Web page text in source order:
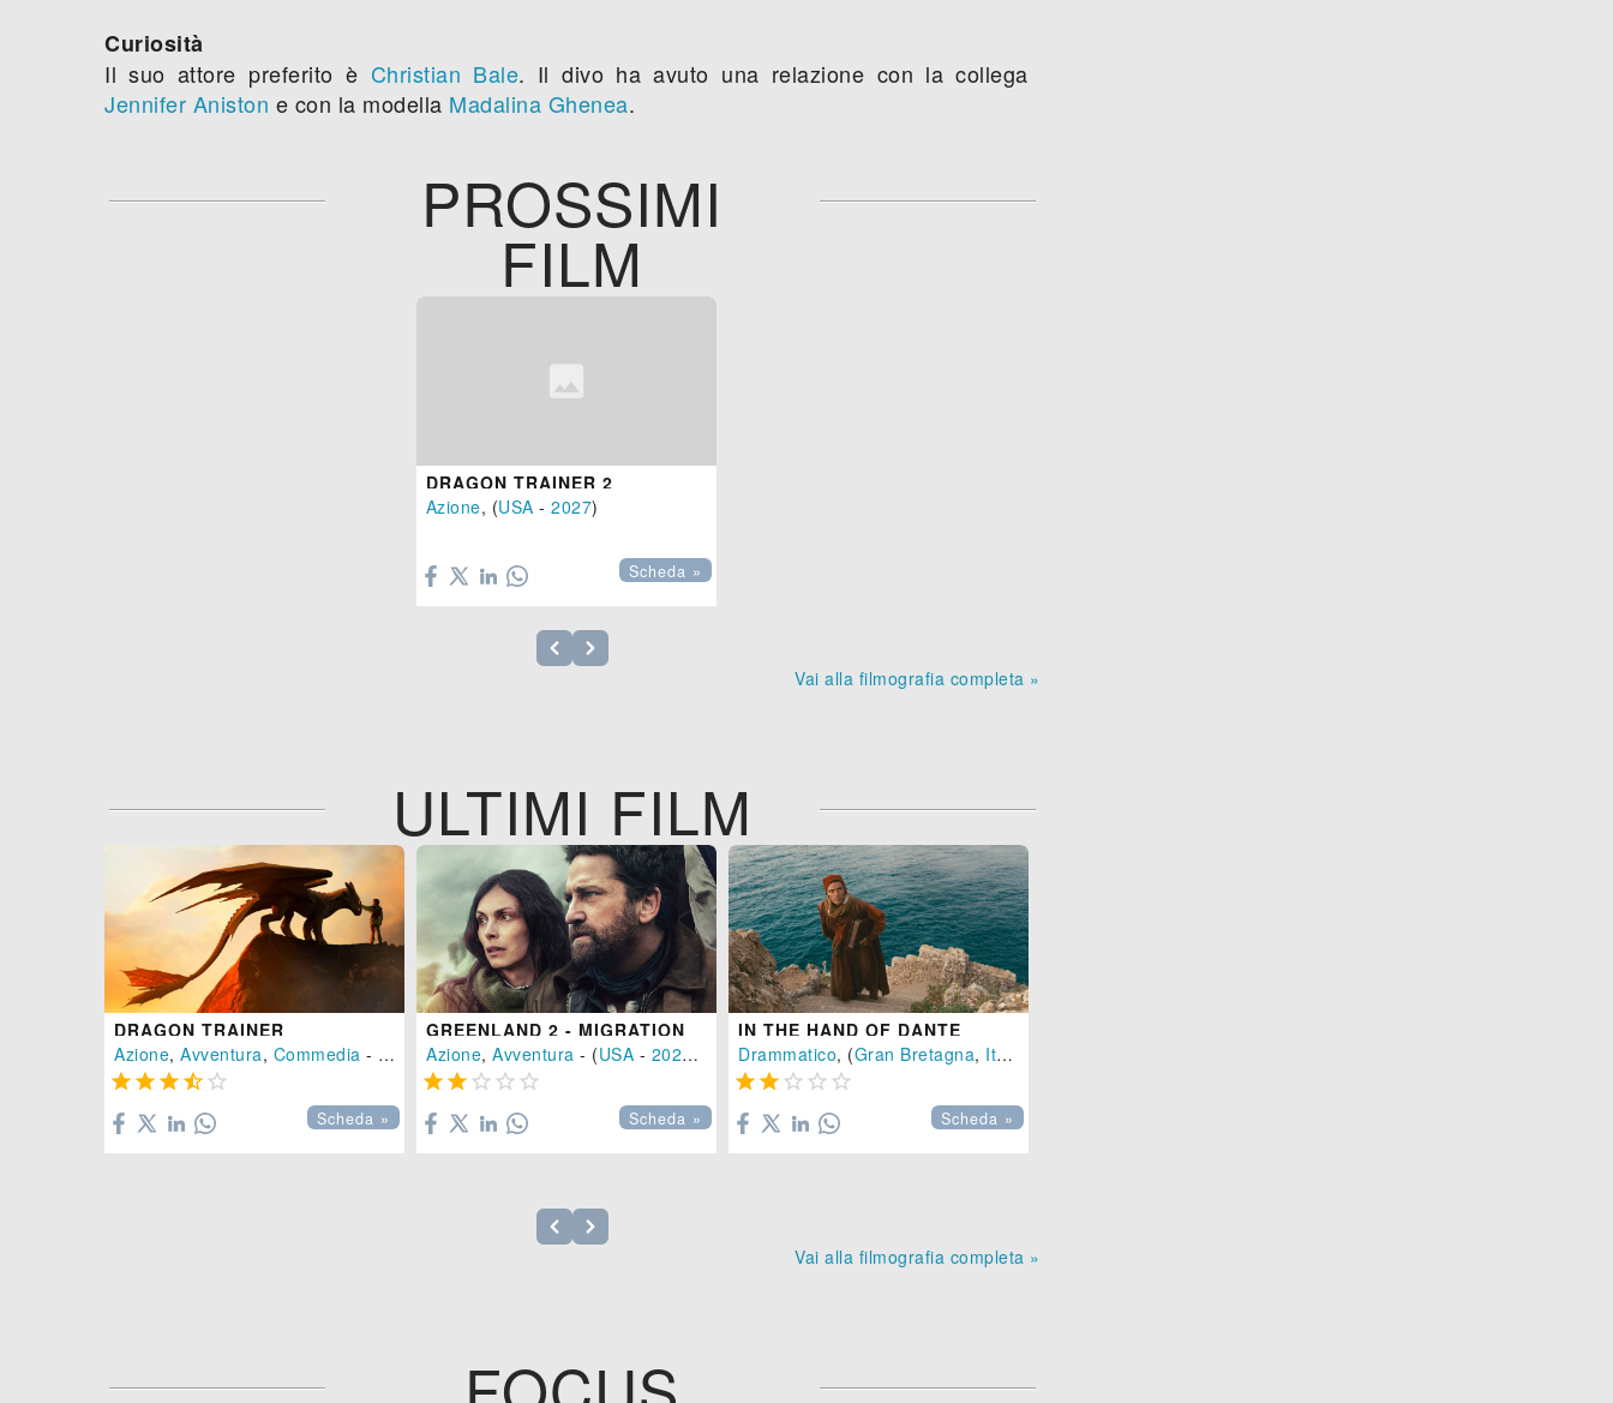
Curiosità
Il suo attore preferito è Christian Bale. Il divo ha avuto una relazione con la collega
Jennifer Aniston e con la modella Madalina Ghenea.
PROSSIMI
FILM
DRAGON TRAINER 2
Azione, (USA -2027)
Scheda »
Vai alla filmografia completa »
ULTIMI FILM
DRAGON TRAINER
Azione, Avventura, Commedia - ( USA ,Gran Bretagna-2025), 125 min.
    
Scheda »
GREENLAND 2 - MIGRATION
Azione, Avventura - (USA - 2025 ), 98 min.
    
Scheda »
IN THE HAND OF DANTE
Drammatico, (Gran Bretagna, Italia
    
Scheda »
Vai alla filmografia completa »